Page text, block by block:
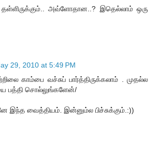
அவ்ளோதான..? இதெல்லாம் ஒரு
29, 2010 at 5:49 PM
காம்பை வச்சுப் பார்த்திருக்கலாம் . முதல்ல
பத்தி சொல்லுங்களேன்/
இந்த வைத்தியம். இன்னும்ல பிச்சுக்கும்.:))